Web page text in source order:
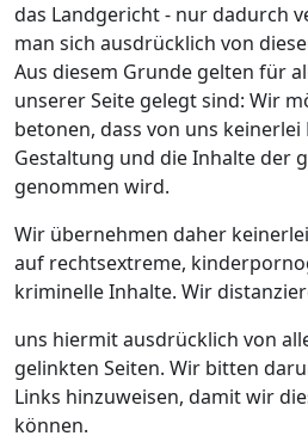
das Landgericht - nur dadurch
man sich ausdrücklich von
Aus diesem Grunde gelten für
unserer Seite gelegt sind: Wir
betonen, dass von uns
Gestaltung und die Inhalte der
genommen wird.
Wir übernehmen daher
auf rechtsextreme,
kriminelle Inhalte. Wir
uns hiermit ausdrücklich von
gelinkten Seiten. Wir bitten
Links hinzuweisen, damit wir
können.